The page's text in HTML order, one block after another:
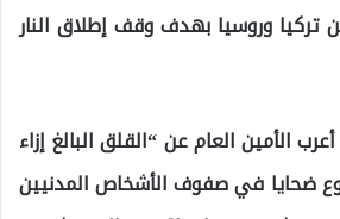
وروسيا بهدف وقف إطلاق النار
الأمين العام عن “القلق البالغ إزاء
ضحايا في صفوف الأشخاص المدنيين